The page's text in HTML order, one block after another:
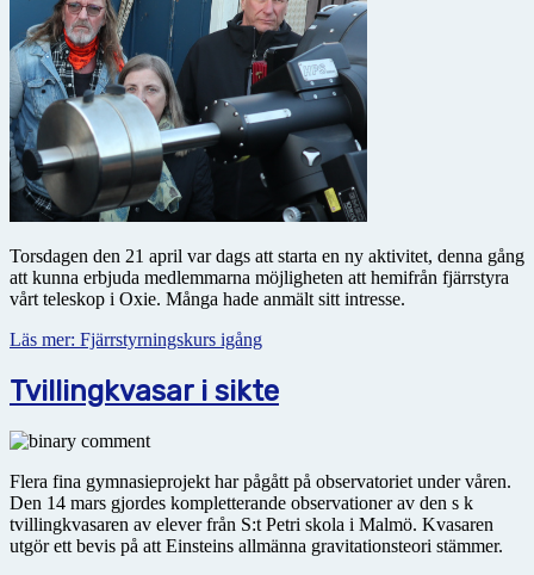
Torsdagen den 21 april var dags att starta en ny aktivitet, denna gång
att kunna erbjuda medlemmarna möjligheten att hemifrån fjärrstyra
vårt teleskop i Oxie. Många hade anmält sitt intresse.
Läs mer: Fjärrstyrningskurs igång
Tvillingkvasar i sikte
Flera fina gymnasieprojekt har pågått på observatoriet under våren.
Den 14 mars gjordes kompletterande observationer av den s k
tvillingkvasaren av elever från S:t Petri skola i Malmö. Kvasaren
utgör ett bevis på att Einsteins allmänna gravitationsteori stämmer.